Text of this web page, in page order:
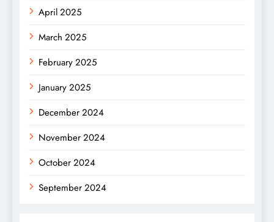
April 2025
March 2025
February 2025
January 2025
December 2024
November 2024
October 2024
September 2024